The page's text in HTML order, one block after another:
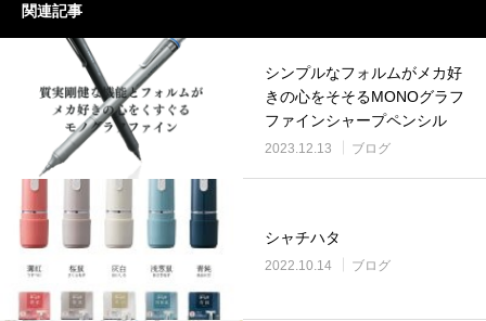
関連記事
シンプルなフォルムがメカ好
きの心をそそるMONOグラフ
ファインシャープペンシル
2023.12.13 ブログ
シャチハタ
2022.10.14 ブログ